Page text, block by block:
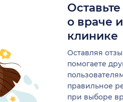
о враче
клинике
Оставляя
помогаете
правильное
при выборе